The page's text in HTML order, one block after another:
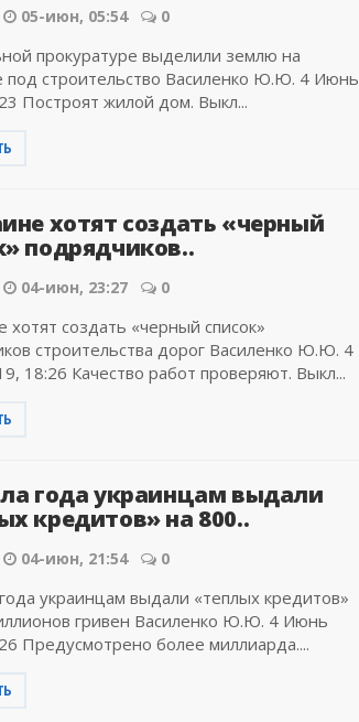
05-июн, 05:54 0
прокуратуре выделили землю на
под строительство Василенко Ю.Ю. 4 Июнь
Построят жилой дом. Выкл...
хотят создать «черный
подрядчиков..
04-июн, 23:27 0
хотят создать «черный список»
строительства дорог Василенко Ю.Ю. 4
18:26 Качество работ проверяют. Выкл...
года украинцам выдали
кредитов» на 800..
04-июн, 21:54 0
украинцам выдали «теплых кредитов»
гривен Василенко Ю.Ю. 4 Июнь
Предусмотрено более миллиарда....